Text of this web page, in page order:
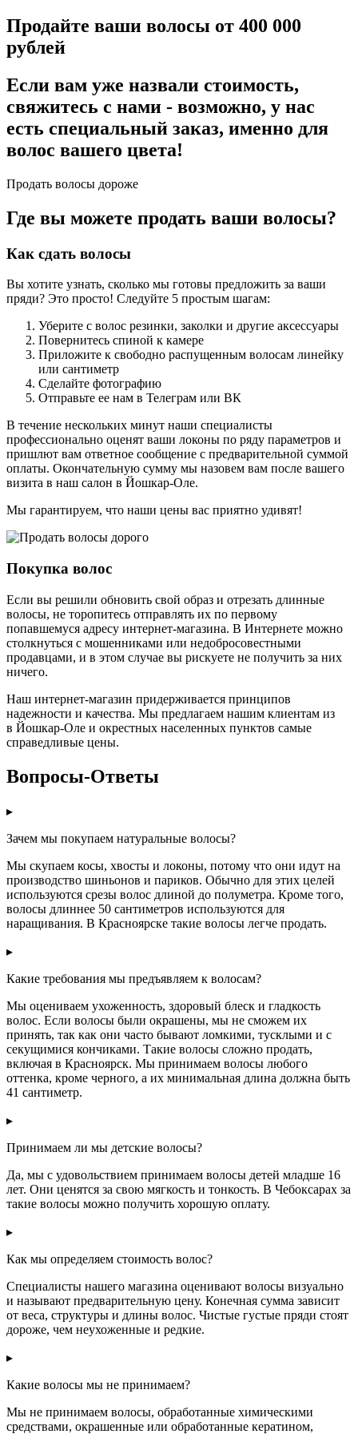
Продайте ваши волосы от 400 000
рублей
Если вам уже назвали стоимость,
свяжитесь с нами - возможно, у нас
есть специальный заказ, именно для
волос вашего цвета!
Продать волосы дороже
Где вы можете продать ваши волосы?
Как сдать волосы
Вы хотите узнать, сколько мы готовы предложить за ваши
пряди? Это просто! Следуйте 5 простым шагам:
Уберите с волос резинки, заколки и другие аксессуары
Повернитесь спиной к камере
Приложите к свободно распущенным волосам линейку
или сантиметр
Сделайте фотографию
Отправьте ее нам в Телеграм или ВК
В течение нескольких минут наши специалисты
профессионально оценят ваши локоны по ряду параметров и
пришлют вам ответное сообщение с предварительной суммой
оплаты. Окончательную сумму мы назовем вам после вашего
визита в наш салон в Йошкар-Оле.
Мы гарантируем, что наши цены вас приятно удивят!
Покупка волос
Если вы решили обновить свой образ и отрезать длинные
волосы, не торопитесь отправлять их по первому
попавшемуся адресу интернет-магазина. В Интернете можно
столкнуться с мошенниками или недобросовестными
продавцами, и в этом случае вы рискуете не получить за них
ничего.
Наш интернет-магазин придерживается принципов
надежности и качества. Мы предлагаем нашим клиентам из
в Йошкар-Оле и окрестных населенных пунктов самые
справедливые цены.
Вопросы-Ответы
▸
Зачем мы покупаем натуральные волосы?
Мы скупаем косы, хвосты и локоны, потому что они идут на
производство шиньонов и париков. Обычно для этих целей
используются срезы волос длиной до полуметра. Кроме того,
волосы длиннее 50 сантиметров используются для
наращивания. В Красноярске такие волосы легче продать.
▸
Какие требования мы предъявляем к волосам?
Мы оцениваем ухоженность, здоровый блеск и гладкость
волос. Если волосы были окрашены, мы не сможем их
принять, так как они часто бывают ломкими, тусклыми и с
секущимися кончиками. Такие волосы сложно продать,
включая в Красноярск. Мы принимаем волосы любого
оттенка, кроме черного, а их минимальная длина должна быть
41 сантиметр.
▸
Принимаем ли мы детские волосы?
Да, мы с удовольствием принимаем волосы детей младше 16
лет. Они ценятся за свою мягкость и тонкость. В Чебоксарах за
такие волосы можно получить хорошую оплату.
▸
Как мы определяем стоимость волос?
Специалисты нашего магазина оценивают волосы визуально
и называют предварительную цену. Конечная сумма зависит
от веса, структуры и длины волос. Чистые густые пряди стоят
дороже, чем неухоженные и редкие.
▸
Какие волосы мы не принимаем?
Мы не принимаем волосы, обработанные химическими
средствами, окрашенные или обработанные кератином,